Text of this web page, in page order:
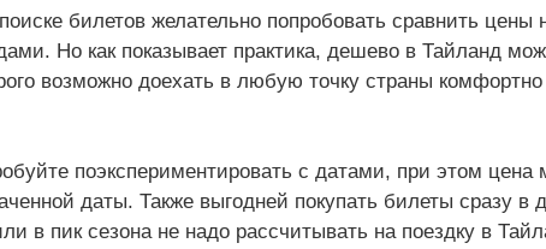
билетов желательно попробовать сравнить
Но как показывает практика, дешево в Тайланд
возможно доехать в любую точку страны
поэкспериментировать с датами, при этом цена
даты. Также выгодней покупать билеты сразу в
в пик сезона не надо рассчитывать на поездку в